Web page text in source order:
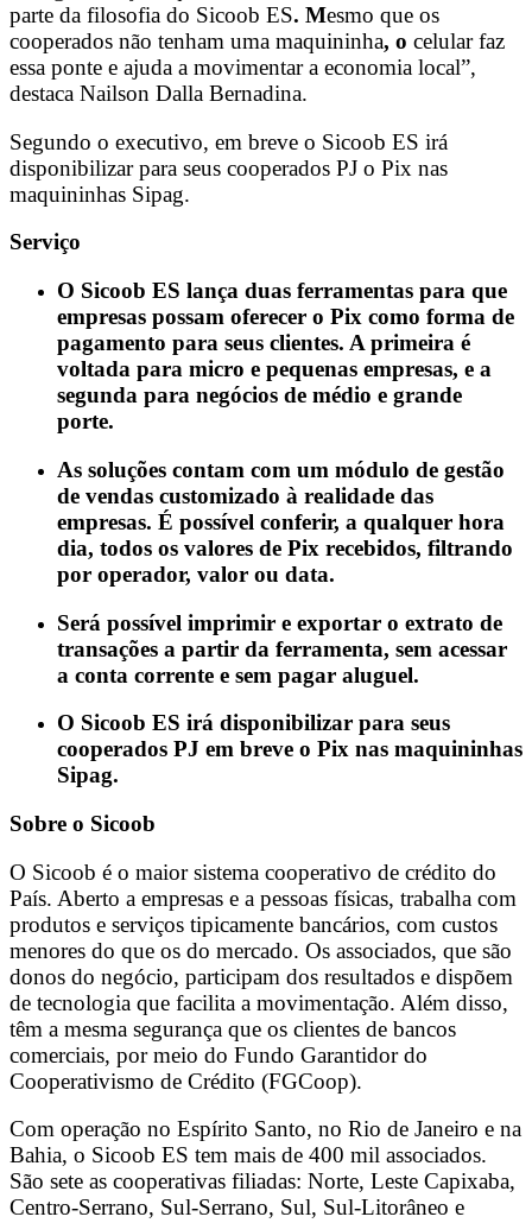
parte da filosofia do Sicoob ES. Mesmo que os
cooperados não tenham uma maquininha, o celular faz
essa ponte e ajuda a movimentar a economia local”,
destaca Nailson Dalla Bernadina.
Segundo o executivo, em breve o Sicoob ES irá
disponibilizar para seus cooperados PJ o Pix nas
maquininhas Sipag.
Serviço
O Sicoob ES lança duas ferramentas para que
empresas possam oferecer o Pix como forma de
pagamento para seus clientes. A primeira é
voltada para micro e pequenas empresas, e a
segunda para negócios de médio e grande
porte.
As soluções contam com um módulo de gestão
de vendas customizado à realidade das
empresas. É possível conferir, a qualquer hora
dia, todos os valores de Pix recebidos, filtrando
por operador, valor ou data.
Será possível imprimir e exportar o extrato de
transações a partir da ferramenta, sem acessar
a conta corrente e sem pagar aluguel.
O Sicoob ES irá disponibilizar para seus
cooperados PJ em breve o Pix nas maquininhas
Sipag.
Sobre o Sicoob
O Sicoob é o maior sistema cooperativo de crédito do
País. Aberto a empresas e a pessoas físicas, trabalha com
produtos e serviços tipicamente bancários, com custos
menores do que os do mercado. Os associados, que são
donos do negócio, participam dos resultados e dispõem
de tecnologia que facilita a movimentação. Além disso,
têm a mesma segurança que os clientes de bancos
comerciais, por meio do Fundo Garantidor do
Cooperativismo de Crédito (FGCoop).
Com operação no Espírito Santo, no Rio de Janeiro e na
Bahia, o Sicoob ES tem mais de 400 mil associados.
São sete as cooperativas filiadas: Norte, Leste Capixaba,
Centro-Serrano, Sul-Serrano, Sul, Sul-Litorâneo e